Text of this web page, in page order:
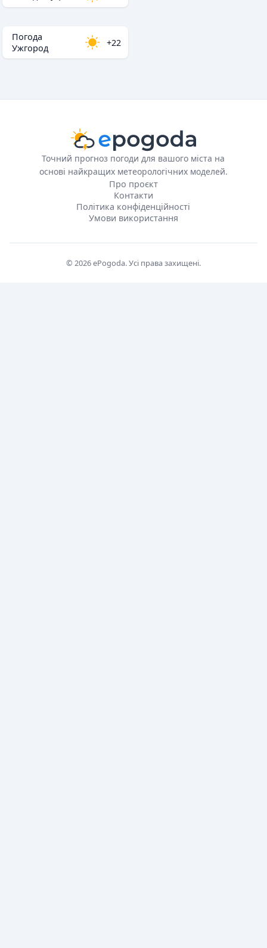
Погода
Ужгород
+22
Точний прогноз погоди для вашого міста на
основі найкращих метеорологічних моделей.
Про проєкт
Контакти
Політика конфіденційності
Умови використання
© 2026 ePogoda. Усі права захищені.